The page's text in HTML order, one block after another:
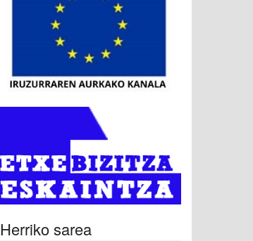
Herriko sarea